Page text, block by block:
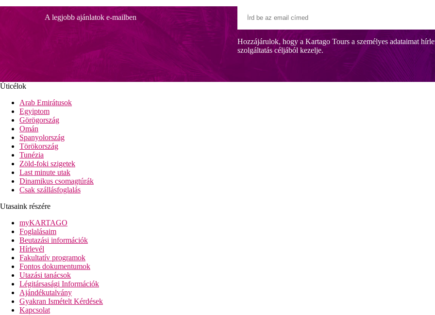
A legjobb ajánlatok e-mailben
Hozzájárulok, hogy a Kartago Tours a személyes adataimat
szolgáltatás céljából kezelje.
Úticélok
Arab Emirátusok
Egyiptom
Görögország
Omán
Spanyolország
Törökország
Tunézia
Zöld-foki szigetek
Last minute utak
Dinamikus csomagtúrák
Csak szállásfoglalás
Utasaink részére
myKARTAGO
Foglalásaim
Beutazási információk
Hírlevél
Fakultatív programok
Fontos dokumentumok
Utazási tanácsok
Légitársasági Információk
Ajándékutalvány
Gyakran Ismételt Kérdések
Kapcsolat